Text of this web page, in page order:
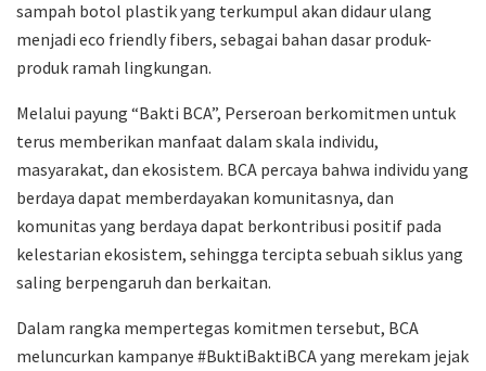
sampah botol plastik yang terkumpul akan didaur ulang
menjadi eco friendly fibers, sebagai bahan dasar produk-
produk ramah lingkungan.
Melalui payung “Bakti BCA”, Perseroan berkomitmen untuk
terus memberikan manfaat dalam skala individu,
masyarakat, dan ekosistem. BCA percaya bahwa individu yang
berdaya dapat memberdayakan komunitasnya, dan
komunitas yang berdaya dapat berkontribusi positif pada
kelestarian ekosistem, sehingga tercipta sebuah siklus yang
saling berpengaruh dan berkaitan.
Dalam rangka mempertegas komitmen tersebut, BCA
meluncurkan kampanye #BuktiBaktiBCA yang merekam jejak